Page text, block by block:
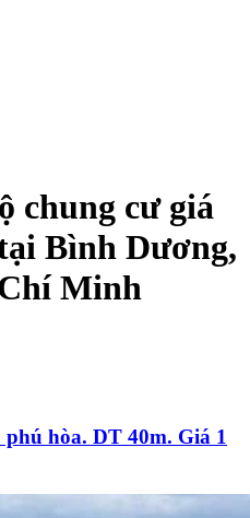
chung cư giá
Bình Dương,
Minh
hòa. DT 40m. Giá 1